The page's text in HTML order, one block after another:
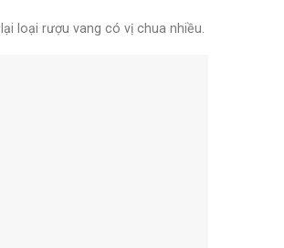
loại rượu vang có vị chua nhiều.